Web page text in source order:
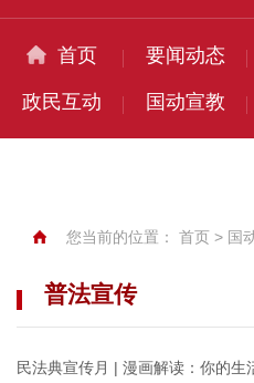
首页 要闻动态
政民互动 国动宣教
您当前的位置： 首页 > 国
普法宣传
民法典宣传月 | 漫画解读：你的生